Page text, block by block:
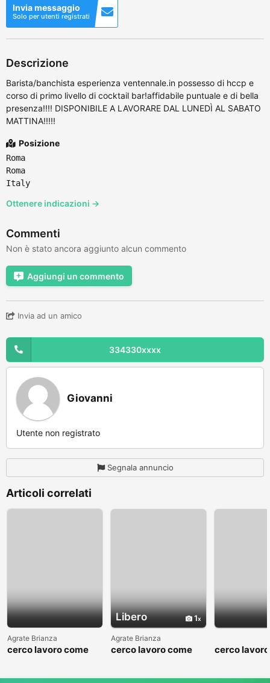
Invia messaggio
Solo per utenti registrati
Descrizione
Barista/banchista esperienza ventennale.in possesso di hccp e
corso di primo livello di cocktail bar!affidabile puntuale e di bella
presenza!!!! DISPONIBILE A LAVORARE DAL LUNEDÌ AL SABATO
MATTINA!!!!!
Posizione
Roma
Roma
Italy
Ottenere indicazioni →
Commenti
Non è stato ancora aggiunto alcun commento
Aggiungi un commento
Invia ad un amico
334330xxxx
Giovanni
Utente non registrato
Segnala annuncio
Articoli correlati
Agrate Brianza
cerco lavoro come
Libero 1
Agrate Brianza
cerco lavoro come
cerco